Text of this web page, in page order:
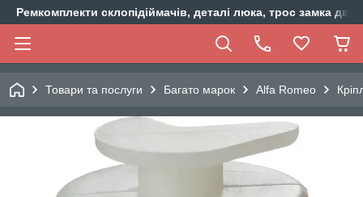
Ремкомплекти склопідіймачів, деталі люка, трос замка
Товари та послуги Багато марок Alfa Romeo